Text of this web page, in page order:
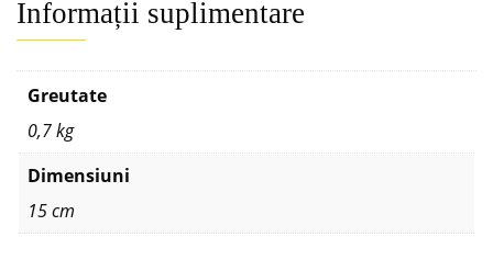
Informații suplimentare
Greutate
0,7 kg
Dimensiuni
15 cm